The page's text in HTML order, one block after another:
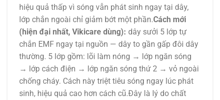
hiệu quả thấp vì sóng vẫn phát sinh ngay tại dây,
lớp chắn ngoài chỉ giảm bớt một phần.Cách mới
(hiện đại nhất, Vikicare dùng): dây sưởi 5 lớp tự
chắn EMF ngay tại nguồn — dây to gần gấp đôi dây
thường. 5 lớp gồm: lõi làm nóng → lớp ngăn sóng
→ lớp cách điện → lớp ngăn sóng thứ 2 → vỏ ngoài
chống cháy. Cách này triệt tiêu sóng ngay lúc phát
sinh, hiệu quả cao hơn cách cũ.Đây là lý do chất